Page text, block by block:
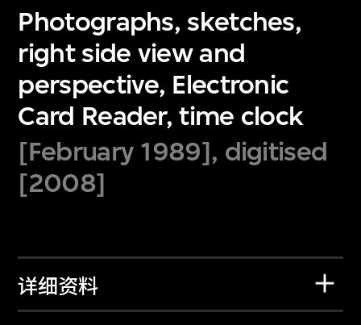
Photographs, sketches,
right side view and
perspective, Electronic
Card Reader, time clock
[February 1989], digitised
[2008]
详细资料